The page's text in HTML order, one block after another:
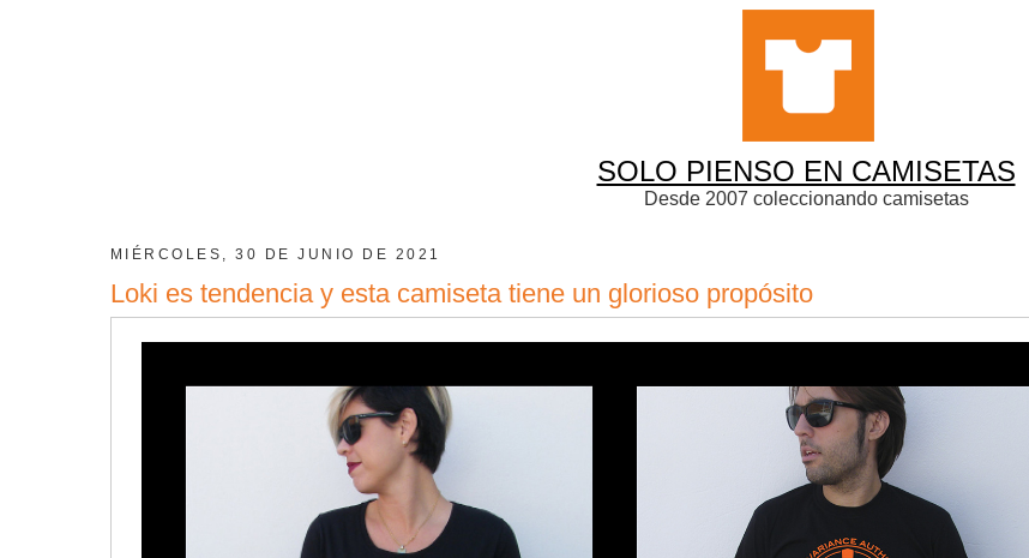
SOLO PIENSO EN CAMISETAS
Desde 2007 coleccionando camisetas
MIÉRCOLES, 30 DE JUNIO DE 2021
Loki es tendencia y esta camiseta tiene un glorioso propósito